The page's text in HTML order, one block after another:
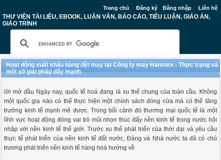
Trang chủ Đăng ký Đăng nhập Liên hệ
THƯ VIỆN TÀI LIỆU, EBOOK, LUẬN VĂN, BÁO CÁO, TIỂU LUẬN, GIÁO ÁN,
GIÁO TRÌNH
Hoạt động xuất khẩu hàng dệt may tại Công ty may Hanotex - Thực trạng và
một số giải pháp đẩy mạnh
lời mở đầu Ngày nay, quốc tế hoá đang là xu thế chung của toàn cầu. Không
một quốc gia nào có thể thực hiện một chính sách đóng cửa mà có thể tăng
trưởng kinh tế mạnh mẽ được. Trong bối cảnh đó thương mại quốc tế là một
lĩnh vực hoạt động đóng vai trò mũi nhọn thúc đẩy nền kinh tế trong nước hội
nhập với nền kinh tế thế giới. Trước xu thế phát triển của thời đại và yêu cầu
thực tế phát triển của nền kinh tế đất nước, Đảng và Nhà nước ta đã có chủ
trương phát triển nền kinh tế hàng hoá hướng về